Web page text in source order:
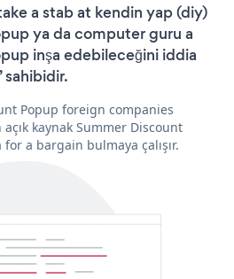
a stab at kendin yap (diy)
ya da computer guru a
inşa edebileceğini iddia
sahibidir.
Popup foreign companies
kaynak Summer Discount
a bargain bulmaya çalışır.